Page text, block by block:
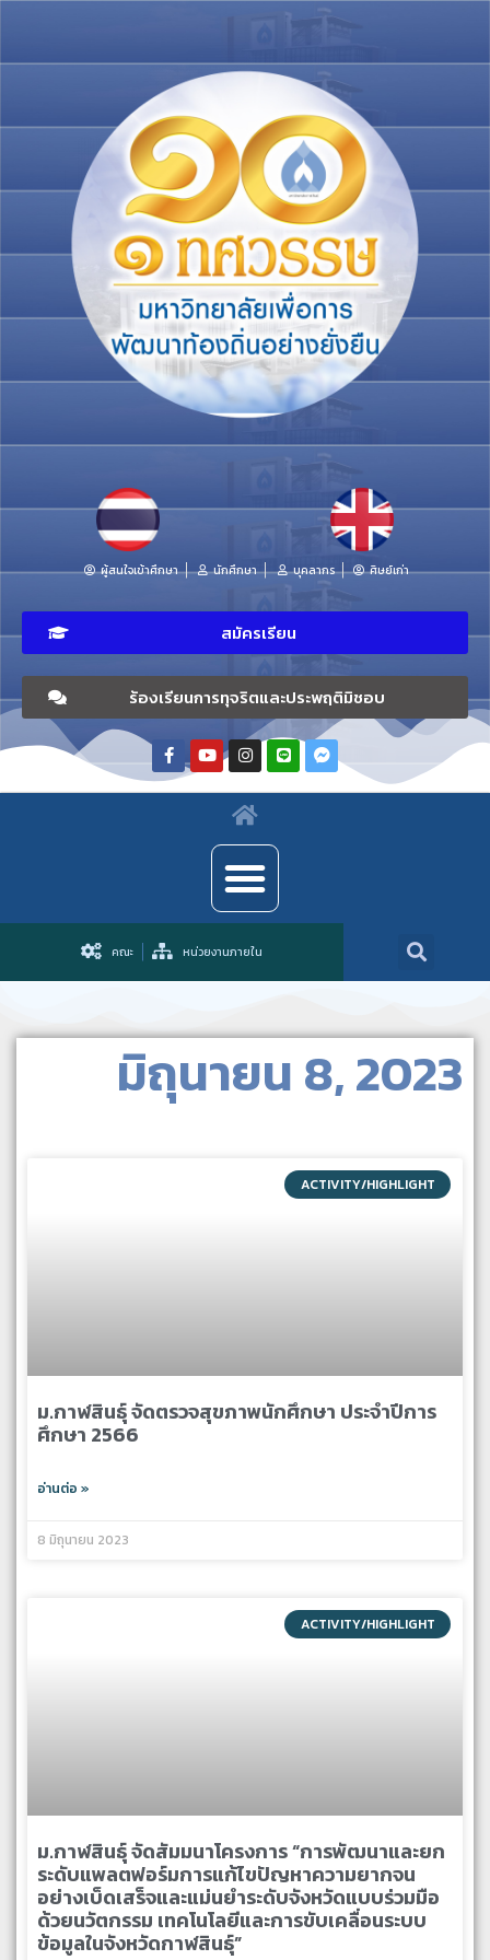
ผู้สนใจเข้าศึกษา นักศึกษา บุคลากร ศิษย์เก่า
สมัครเรียน
ร้องเรียนการทุจริตและประพฤติมิชอบ
คณะ หน่วยงานภายใน
มิถุนายน 8, 2023
ACTIVITY/HIGHLIGHT
ม.กาฬสินธุ์ จัดตรวจสุขภาพนักศึกษา ประจำปีการ
ศึกษา 2566
อ่านต่อ »
8 มิถุนายน 2023
ACTIVITY/HIGHLIGHT
ม.กาฬสินธุ์ จัดสัมมนาโครงการ “การพัฒนาและยก
ระดับแพลตฟอร์มการแก้ไขปัญหาความยากจน
อย่างเบ็ดเสร็จและแม่นยำระดับจังหวัดแบบร่วมมือ
ด้วยนวัตกรรม เทคโนโลยีและการขับเคลื่อนระบบ
ข้อมูลในจังหวัดกาฬสินธุ์”